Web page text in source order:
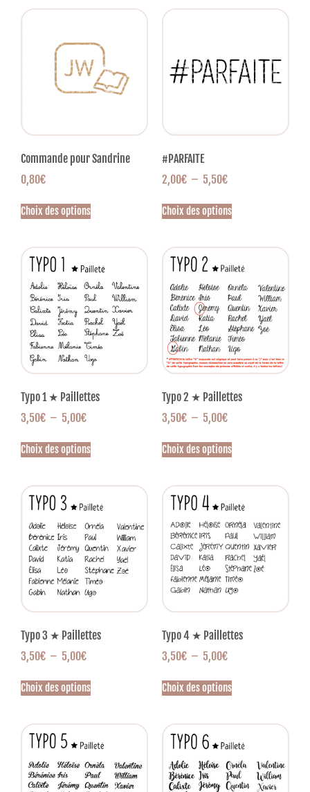
Commande pour Sandrine
0,80€
Choix des options
#PARFAITE
2,00€ – 5,50€
Choix des options
Typo 1 ★ Paillettes
3,50€ – 5,00€
Choix des options
Typo 2 ★ Paillettes
3,50€ – 5,00€
Choix des options
Typo 3 ★ Paillettes
3,50€ – 5,00€
Choix des options
Typo 4 ★ Paillettes
3,50€ – 5,00€
Choix des options